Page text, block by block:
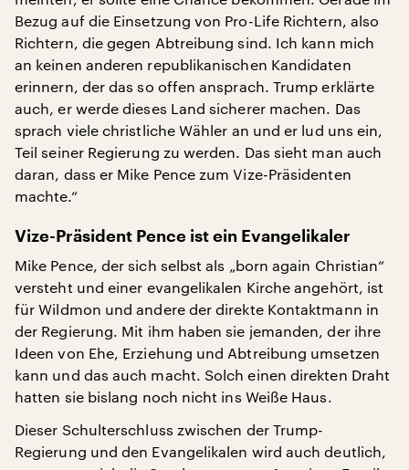
Bezug auf die Einsetzung von Pro-Life Richtern, also
Richtern, die gegen Abtreibung sind. Ich kann mich
an keinen anderen republikanischen Kandidaten
erinnern, der das so offen ansprach. Trump erklärte
auch, er werde dieses Land sicherer machen. Das
sprach viele christliche Wähler an und er lud uns ein,
Teil seiner Regierung zu werden. Das sieht man auch
daran, dass er Mike Pence zum Vize-Präsidenten
machte.“
Vize-Präsident Pence ist ein Evangelikaler
Mike Pence, der sich selbst als „born again Christian“
versteht und einer evangelikalen Kirche angehört, ist
für Wildmon und andere der direkte Kontaktmann in
der Regierung. Mit ihm haben sie jemanden, der ihre
Ideen von Ehe, Erziehung und Abtreibung umsetzen
kann und das auch macht. Solch einen direkten Draht
hatten sie bislang noch nicht ins Weiße Haus.
Dieser Schulterschluss zwischen der Trump-
Regierung und den Evangelikalen wird auch deutlich,